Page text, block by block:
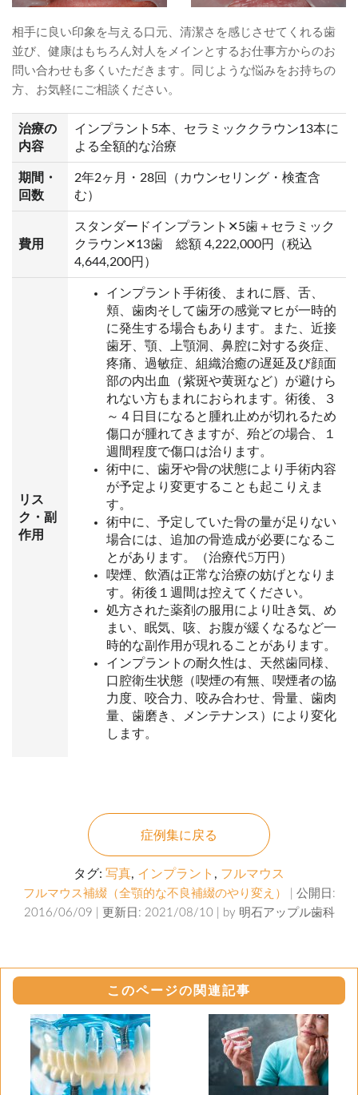
相手に良い印象を与える口元、清潔さを感じさせてくれる歯
並び、健康はもちろん対人をメインとするお仕事方からのお
問い合わせも多くいただきます。同じような悩みをお持ちの
方、お気軽にご相談ください。
治療の
内容
インプラント5本、セラミッククラウン13本に
よる全額的な治療
期間・
回数
2年2ヶ月・28回（カウンセリング・検査含
む）
費用
スタンダードインプラント✕5歯＋セラミック
クラウン✕13歯 総額 4,222,000円（税込
4,644,200円）
リス
ク・副
作用
インプラント手術後、まれに唇、舌、
頬、歯肉そして歯牙の感覚マヒが一時的
に発生する場合もあります。また、近接
歯牙、顎、上顎洞、鼻腔に対する炎症、
疼痛、過敏症、組織治癒の遅延及び顔面
部の内出血（紫斑や黄斑など）が避けら
れない方もまれにおられます。術後、３
～４日目になると腫れ止めが切れるため
傷口が腫れてきますが、殆どの場合、１
週間程度で傷口は治ります。
術中に、歯牙や骨の状態により手術内容
が予定より変更することも起こりえま
す。
術中に、予定していた骨の量が足りない
場合には、追加の骨造成が必要になるこ
とがあります。（治療代5万円）
喫煙、飲酒は正常な治療の妨げとなりま
す。術後１週間は控えてください。
処方された薬剤の服用により吐き気、め
まい、眠気、咳、お腹が緩くなるなど一
時的な副作用が現れることがあります。
インプラントの耐久性は、天然歯同様、
口腔衛生状態（喫煙の有無、喫煙者の協
力度、咬合力、咬み合わせ、骨量、歯肉
量、歯磨き、メンテナンス）により変化
します。
症例集に戻る
タグ: 写真, インプラント , フルマウス
フルマウス補綴（全顎的な不良補綴のやり変え）
| 公開日:
2016/06/09 | 更新日: 2021/08/10 | by 明石アップル歯科
このページの関連記事